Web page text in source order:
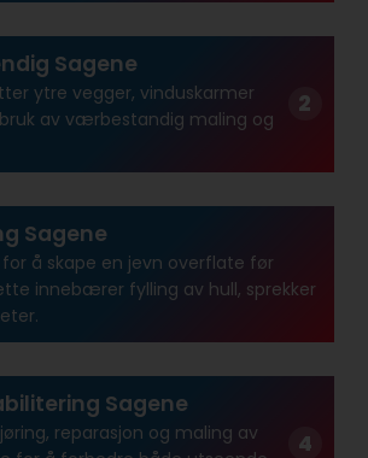
Sagene
ytre vegger, vinduskarmer
av værbestandig maling og
Sagene
for å skape en jevn overflate før
innebærer fylling av hull, sprekker
Sagene
reparasjon og maling av